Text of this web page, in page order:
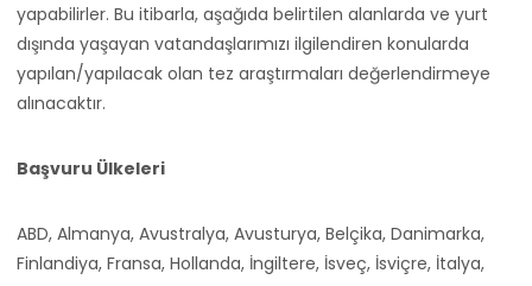
yapabilirler. Bu itibarla, aşağıda belirtilen alanlarda ve yurt
dışında yaşayan vatandaşlarımızı ilgilendiren konularda
yapılan/yapılacak olan tez araştırmaları değerlendirmeye
alınacaktır.
Başvuru Ülkeleri
ABD, Almanya, Avustralya, Avusturya, Belçika, Danimarka,
Finlandiya, Fransa, Hollanda, İngiltere, İsveç, İsviçre, İtalya,